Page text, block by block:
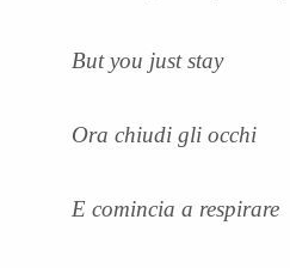
But you just stay
Ora chiudi gli occhi
E comincia a respirare